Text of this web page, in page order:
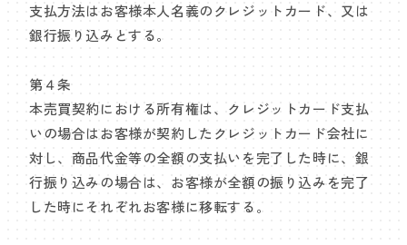
支払方法はお客様本人名義のクレジットカード、又は
銀行振り込みとする。
第４条
本売買契約における所有権は、クレジットカード支払
いの場合はお客様が契約したクレジットカード会社に
対し、商品代金等の全額の支払いを完了した時に、銀
行振り込みの場合は、お客様が全額の振り込みを完了
した時にそれぞれお客様に移転する。